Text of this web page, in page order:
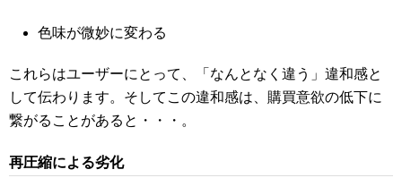
色味が微妙に変わる
これらはユーザーにとって、「なんとなく違う」違和感と
して伝わります。そしてこの違和感は、購買意欲の低下に
繋がることがあると・・・。
再圧縮による劣化